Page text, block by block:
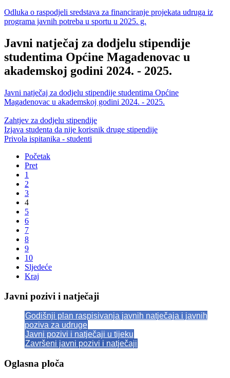
Odluka o raspodjeli sredstava za financiranje projekata udruga iz
programa javnih potreba u sportu u 2025. g.
Javni natječaj za dodjelu stipendije
studentima Općine Magadenovac u
akademskoj godini 2024. - 2025.
Javni natječaj za dodjelu stipendije studentima Općine
Magadenovac u akademskoj godini 2024. - 2025.
Zahtjev za dodjelu stipendije
Izjava studenta da nije korisnik druge stipendije
Privola ispitanika - studenti
Početak
Pret
1
2
3
4
5
6
7
8
9
10
Sljedeće
Kraj
Javni pozivi i natječaji
Godišnji plan raspisivanja javnih natječaja i javnih
poziva za udruge
Javni pozivi i natječaji u tijeku
Završeni javni pozivi i natječaji
Oglasna ploča